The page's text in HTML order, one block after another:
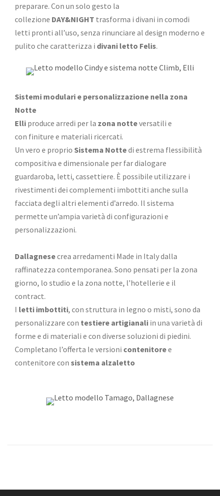
preparare. Con un solo gesto la
collezione DAY&NIGHT trasforma i divani in comodi
letti pronti all’uso, senza rinunciare al design moderno e
pulito che caratterizza i divani letto Felis.
Sistemi modulari e personalizzazione nella zona
Notte
Elli produce arredi per la zona notteversatili e
con finiture e materiali ricercati.
Un vero e proprio Sistema Nottedi estrema flessibilità
compositiva e dimensionale per far dialogare
guardaroba, letti, cassettiere. È possibile utilizzare i
rivestimenti dei complementi imbottiti anche sulla
facciata degli altri elementi d’arredo. Il sistema
permette un’ampia varietà di configurazioni e
personalizzazioni.
Dallagnesecrea arredamenti Made in Italy dalla
raffinatezza contemporanea. Sono pensati per la zona
giorno, lo studio e la zona notte, l’hotellerie e il
contract.
I letti imbottiti, con struttura in legno o misti, sono da
personalizzare con testiere artigianali in una varietà di
forme e di materiali e con diverse soluzioni di piedini.
Completano l’offerta le versioni contenitoree
contenitore con sistema alzaletto